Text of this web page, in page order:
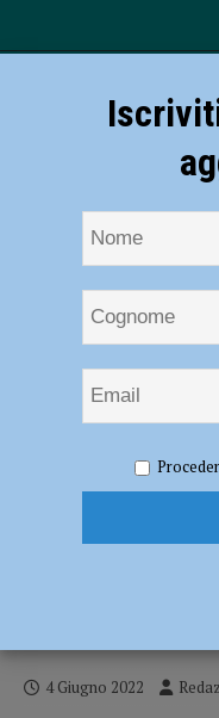
un’auto e una moto sulla
trasportato a Parma
Schianto tra
4 Giugno 2022